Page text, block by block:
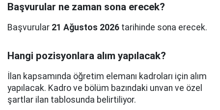
Başvurular ne zaman sona erecek?
Başvurular 21 Ağustos 2026 tarihinde sona erecek.
Hangi pozisyonlara alım yapılacak?
İlan kapsamında öğretim elemanı kadroları için alım
yapılacak. Kadro ve bölüm bazındaki unvan ve özel
şartlar ilan tablosunda belirtiliyor.